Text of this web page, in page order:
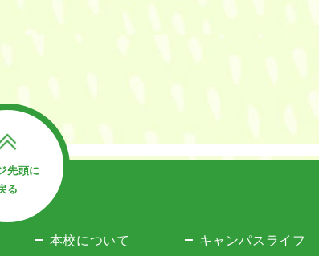
先頭に
る
本校について キャンパスライフ